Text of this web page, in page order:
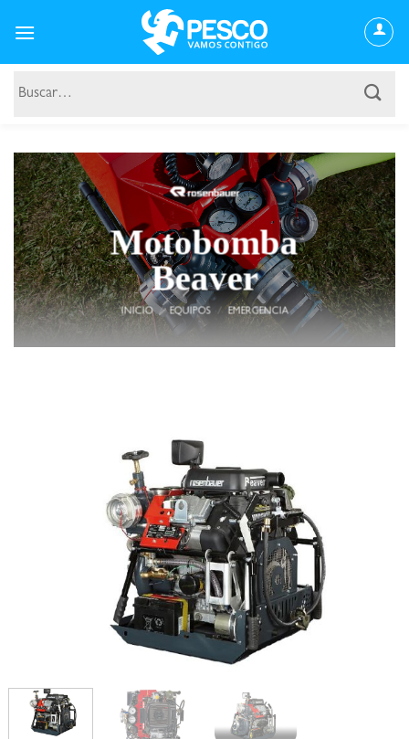
Buscar
Motobomba
Beaver
INICIO / EQUIPOS / EMERGENCIA